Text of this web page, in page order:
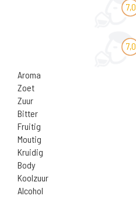
7,0
7,0
Aroma
Zoet
Zuur
Bitter
Fruitig
Moutig
Kruidig
Body
Koolzuur
Alcohol